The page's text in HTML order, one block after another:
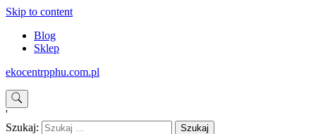
Skip to content
Blog
Sklep
ekocentrpphu.com.pl
'
Szukaj: